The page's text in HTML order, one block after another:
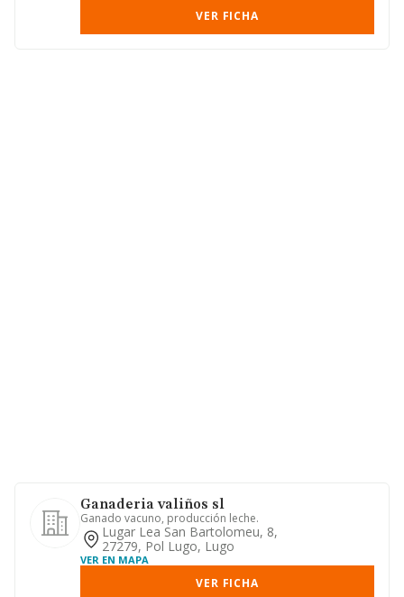
VER FICHA
Ganaderia valiños sl
Ganado vacuno, producción leche.
Lugar Lea San Bartolomeu, 8,
27279, Pol Lugo, Lugo
VER EN MAPA
VER FICHA